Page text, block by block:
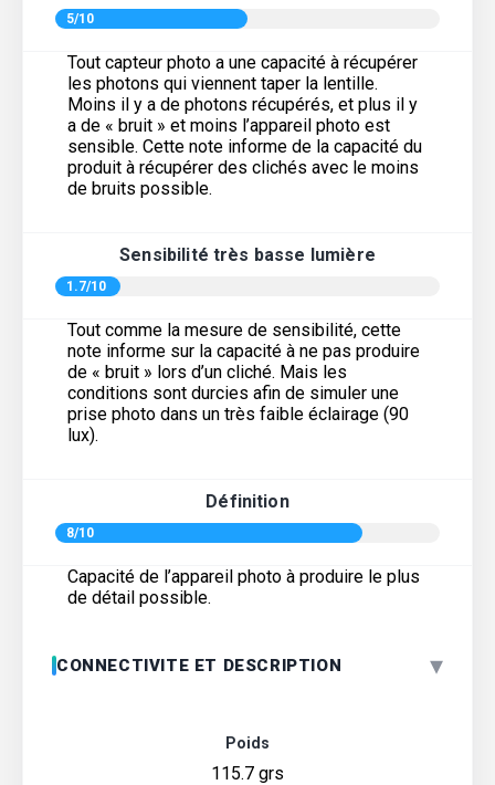
5/10
Tout capteur photo a une capacité à récupérer
les photons qui viennent taper la lentille.
Moins il y a de photons récupérés, et plus il y
a de « bruit » et moins l’appareil photo est
sensible. Cette note informe de la capacité du
produit à récupérer des clichés avec le moins
de bruits possible.
Sensibilité très basse lumière
1.7/10
Tout comme la mesure de sensibilité, cette
note informe sur la capacité à ne pas produire
de « bruit » lors d’un cliché. Mais les
conditions sont durcies afin de simuler une
prise photo dans un très faible éclairage (90
lux).
Définition
8/10
Capacité de l’appareil photo à produire le plus
de détail possible.
CONNECTIVITE ET DESCRIPTION ▾
Poids
115.7 grs